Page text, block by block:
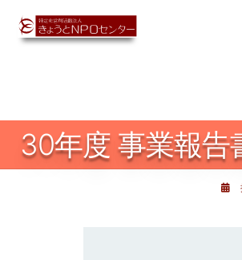
30年度 事業報告